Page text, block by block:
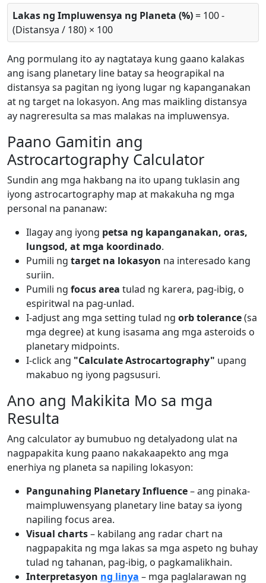
Lakas ng Impluwensya ng Planeta (%)= 100 -
(Distansya / 180) × 100
Ang pormulang ito ay nagtataya kung gaano kalakas
ang isang planetary line batay sa heograpikal na
distansya sa pagitan ng iyong lugar ng kapanganakan
at ng target na lokasyon. Ang mas maikling distansya
ay nagreresulta sa mas malakas na impluwensya.
Paano Gamitin ang
Astrocartography Calculator
Sundin ang mga hakbang na ito upang tuklasin ang
iyong astrocartography map at makakuha ng mga
personal na pananaw:
Ilagay ang iyong petsa ng kapanganakan, oras,
lungsod, at mga koordinado.
Pumili ng target na lokasyon na interesado kang
suriin.
Pumili ng focus area tulad ng karera, pag-ibig, o
espiritwal na pag-unlad.
I-adjust ang mga setting tulad ng orb tolerance(sa
mga degree) at kung isasama ang mga asteroids o
planetary midpoints.
I-click ang "Calculate Astrocartography" upang
makabuo ng iyong pagsusuri.
Ano ang Makikita Mo sa mga
Resulta
Ang calculator ay bumubuo ng detalyadong ulat na
nagpapakita kung paano nakakaapekto ang mga
enerhiya ng planeta sa napiling lokasyon:
Pangunahing Planetary Influence– ang pinaka-
maimpluwensyang planetary line batay sa iyong
napiling focus area.
Visual charts– kabilang ang radar chart na
nagpapakita ng mga lakas sa mga aspeto ng buhay
tulad ng tahanan, pag-ibig, o pagkamalikhain.
Interpretasyon ng linya – mga paglalarawan ng